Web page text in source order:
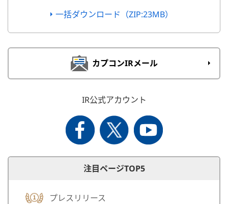
一括ダウンロード（ZIP:23MB）
カプコンIRメール
IR公式アカウント
注目ページTOP5
プレスリリース